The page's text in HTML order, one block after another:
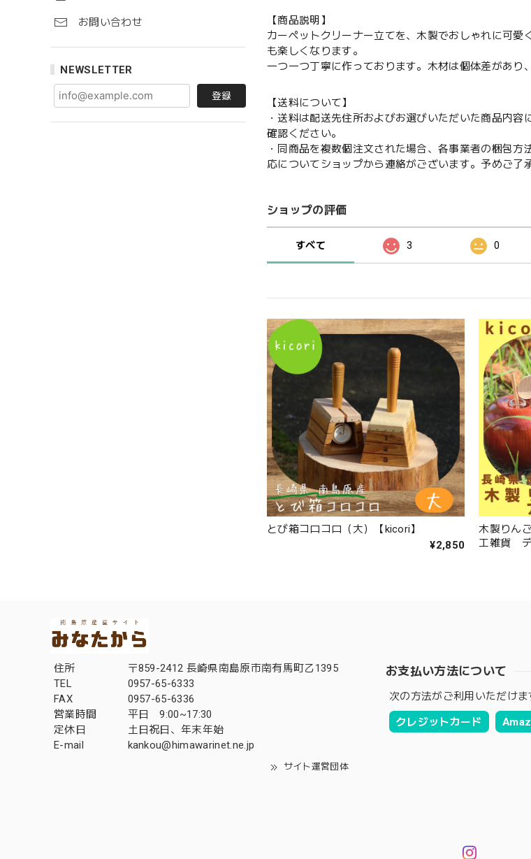
お問い合わせ
NEWSLETTER
登録
【商品説明】
カーペットクリーナー立てを、木製でおしゃれに可
も楽しくなります。
一つ一つ丁寧に作っております。木材は個体差があり
【送料について】
・送料は配送先住所およびお選びいただいた商品内
確認ください。
・同商品を複数個注文された場合、各事業者の梱包
応についてショップから連絡がございます。予めご了
ショップの評価
すべて 3 0
とび箱コロコロ（大）【kicori】
¥2,850
木製りん
工雑貨
住所
〒859-2412 長崎県南島原市南有馬町乙1395
TEL
0957-65-6333
FAX
0957-65-6336
営業時間
平日 9:00~17:30
定休日
土日祝日、年末年始
E-mail
kankou@himawarinet.ne.jp
サイト運営団体
お支払い方法について
次の方法がご利用いただけま
クレジットカード